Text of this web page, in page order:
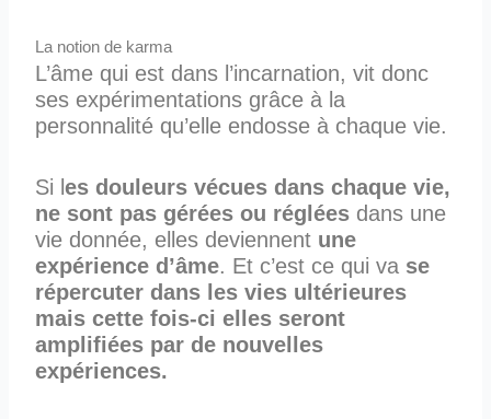
La notion de karma
L’âme qui est dans l’incarnation, vit donc
ses expérimentations grâce à la
personnalité qu’elle endosse à chaque vie.
Si les douleurs vécues dans chaque vie,
ne sont pas gérées ou réglées dans une
vie donnée, elles deviennent une
expérience d’âme. Et c’est ce qui va se
répercuter dans les vies ultérieures
mais cette fois-ci elles seront
amplifiées par de nouvelles
expériences.